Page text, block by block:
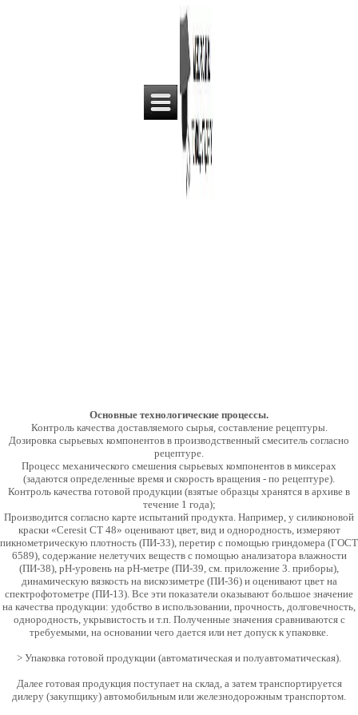
Основные технологические процессы.
Контроль качества доставляемого сырья, составление рецептуры.
Дозировка сырьевых компонентов в производственный смеситель согласно
рецептуре.
Процесс механического смешения сырьевых компонентов в миксерах
(задаются определенные время и скорость вращения - по рецептуре).
Контроль качества готовой продукции (взятые образцы хранятся в архиве в
течение 1 года);
Производится согласно карте испытаний продукта. Например, у силиконовой
краски «Ceresit СТ 48» оценивают цвет, вид и однородность, измеряют
пикнометрическую плотность (ПИ-33), перетир с помощью гриндомера (ГОСТ
6589), содержание нелетучих веществ с помощью анализатора влажности
(ПИ-38), рН-уровень на рН-метре (ПИ-39, см. приложение 3. приборы),
динамическую вязкость на вискозиметре (ПИ-36) и оценивают цвет на
спектрофотометре (ПИ-13). Все эти показатели оказывают большое значение
на качества продукции: удобство в использовании, прочность, долговечность,
однородность, укрывистость и т.п. Полученные значения сравниваются с
требуемыми, на основании чего дается или нет допуск к упаковке.
> Упаковка готовой продукции (автоматическая и полуавтоматическая).
Далее готовая продукция поступает на склад, а затем транспортируется
дилеру (закупщику) автомобильным или железнодорожным транспортом.